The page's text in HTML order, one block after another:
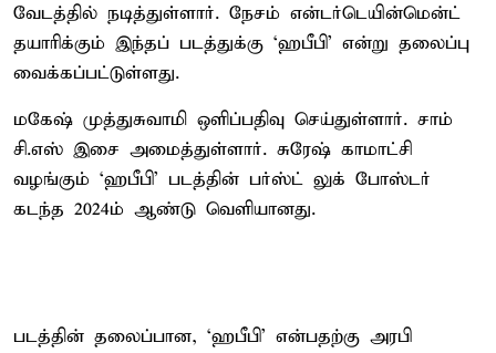
வேடத்தில் நடித்துள்ளார். நேசம் என்டர்டெயின்மென்ட்
தயாரிக்கும் இந்தப் படத்துக்கு ‘ஹபீபி’ என்று தலைப்பு
வைக்கப்பட்டுள்ளது.
மகேஷ் முத்துசுவாமி ஒளிப்பதிவு செய்துள்ளார். சாம்
சி.எஸ் இசை அமைத்துள்ளார். சுரேஷ் காமாட்சி
வழங்கும் ‘ஹபீபி’ படத்தின் பர்ஸ்ட் லுக் போஸ்டர்
கடந்த 2024ம் ஆண்டு வெளியானது.
படத்தின் தலைப்பான, ‘ஹபீபி’ என்பதற்கு அரபி